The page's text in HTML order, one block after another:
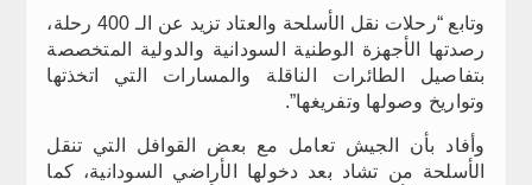
وتابع “رحلات نقل الأسلحة والعتاد تزيد عن الـ 400 رحلة،
رصدتها الأجهزة الوطنية السودانية والدولية المتخصصة
بتفاصيل الطائرات الناقلة والمسارات التي اتخذتها
وتواريخ وصولها وتفريغها”.
وأفاد بأن الجيش تعامل مع بعض القوافل التي تنقل
الأسلحة من تشاد بعد دخولها الأراضي السودانية، كما